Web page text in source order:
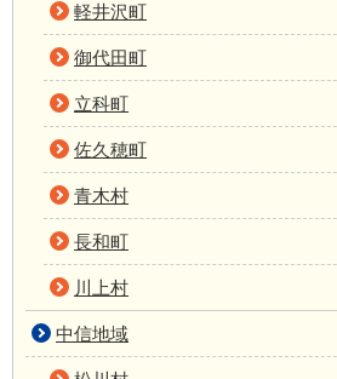
軽井沢町
御代田町
立科町
佐久穂町
青木村
長和町
川上村
中信地域